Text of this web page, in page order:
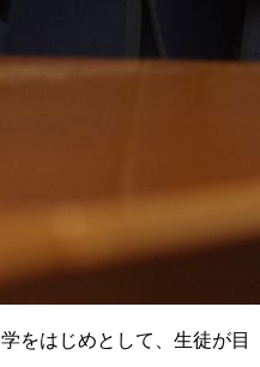
をはじめとして、生徒が目